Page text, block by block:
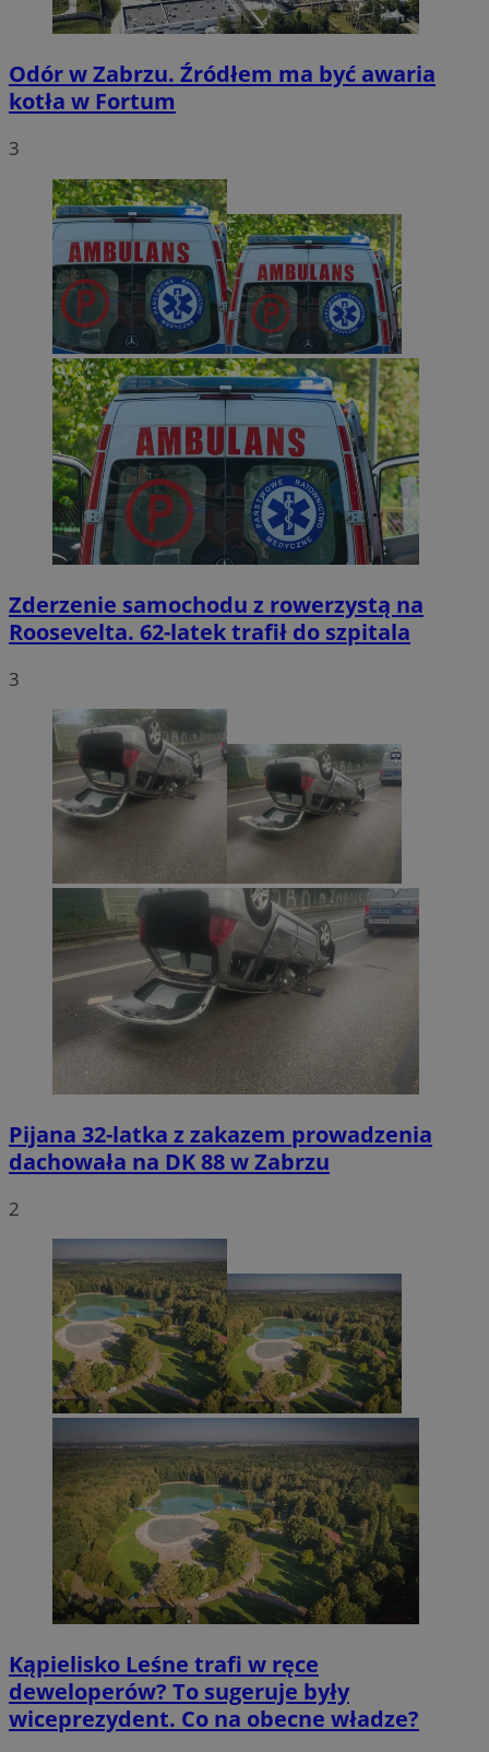
Odór w Zabrzu. Źródłem ma być awaria
kotła w Fortum
3
Zderzenie samochodu z rowerzystą na
Roosevelta. 62-latek trafił do szpitala
3
Pijana 32-latka z zakazem prowadzenia
dachowała na DK 88 w Zabrzu
2
Kąpielisko Leśne trafi w ręce
deweloperów? To sugeruje były
wiceprezydent. Co na obecne władze?